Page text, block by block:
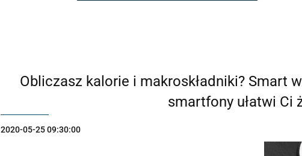
Obliczasz kalorie i makroskładniki? Smart
smartfony ułatwi Ci
2020-05-25 09:30:00